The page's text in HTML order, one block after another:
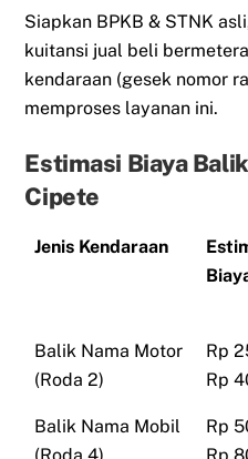
Siapkan BPKB & STNK
kuitansi jual beli
kendaraan (gesek nomor
memproses layanan ini.
Estimasi Biaya
Cipete
Jenis Kendaraan
Balik Nama Motor
(Roda 2)
Rp
Rp
Balik Nama Mobil
Rp